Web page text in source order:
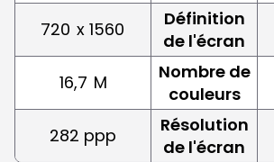
720 x 1560
Définition
de l'écran
16,7 M
Nombre de
couleurs
282 ppp
Résolution
de l'écran